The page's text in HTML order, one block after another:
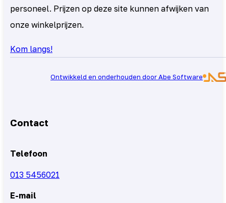
personeel. Prijzen op deze site kunnen afwijken van
onze winkelprijzen.
Kom langs!
Ontwikkeld en onderhouden door Abe Software
Contact
Telefoon
013 5456021
E-mail